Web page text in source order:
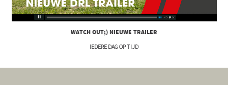
WATCH OUT;) NIEUWE TRAILER
IEDERE DAG OP TIJD